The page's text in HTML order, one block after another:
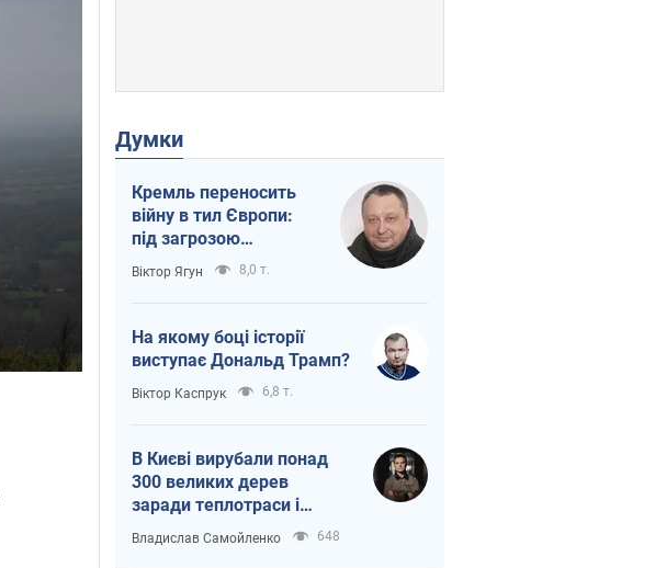
Думки
Кремль переносить
війну в тил Європи:
під загрозою
критична логістика
Віктор Ягун 8,0 т.
На якому боці історії
виступає Дональд Трамп?
Віктор Каспрук 6,8 т.
В Києві вирубали понад
300 великих дерев
заради теплотраси і
всупереч Генплану
Владислав Самойленко 648